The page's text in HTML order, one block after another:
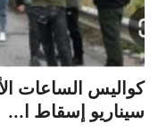
علوم وتكنولوجيا
رياضة
فيديو
كواليس الساعات
سيناريو إسقاط ا...